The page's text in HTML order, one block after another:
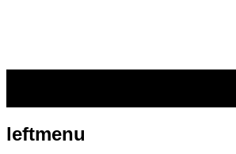
leftmenu